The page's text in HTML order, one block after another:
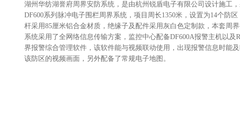
湖州华纺湖誉府周界安防系统，是由杭州锐盾电子有限公司设计施工，
DF600系列脉冲电子围栏周界系统，项目周长1350米，设置为14个防区
杆采用85厘米铝合金材质，绝缘子及配件采用灰白色定制款，本套周
系统采用了全网络信息传输方案，监控中心配备DF600A报警主机以及
界报警综合管理软件，该软件能与视频联动使用，出现报警信息时能
该防区的视频画面，另外配备了常规电子地图。